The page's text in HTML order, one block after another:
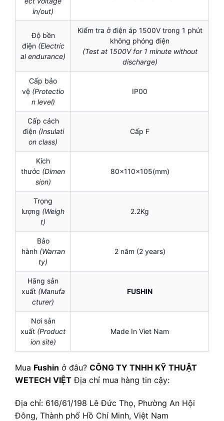
in/out)
Độ bền
điện (Electric
al endurance)
Kiểm tra ở điện áp 1500V trong 1 phút
không phóng điện
(Test at 1500V for 1 minute without
discharge)
Cấp bảo
vệ (Protectio
n level)
IP00
Cấp cách
điện (Insulati
on class)
Cấp F
Kích
thước (Dimen
sion)
80x110x105(mm)
Trọng
lượng (Weigh
t)
2.2Kg
Bảo
hành (Warran
ty)
2 năm (2 years)
Hãng sản
xuất (Manufa
cturer)
FUSHIN
Nơi sản
xuất (Product
ion site)
Made In Viet Nam
Mua Fushin ở đâu? CÔNG TY TNHH KỸ THUẬT
WETECH VIỆT Địa chỉ mua hàng tin cậy:
Địa chỉ: 616/61/198 Lê Đức Thọ, Phường An Hội
Đông, Thành phố Hồ Chí Minh, Việt Nam